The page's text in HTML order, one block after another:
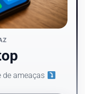
de ameaças